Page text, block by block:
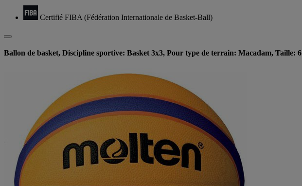
Certifié FIBA (Fédération Internationale de Basket-Ball)
Ballon de basket, Discipline sportive: Basket 3x3, Pour type de terrain: Macadam, Taille: 6